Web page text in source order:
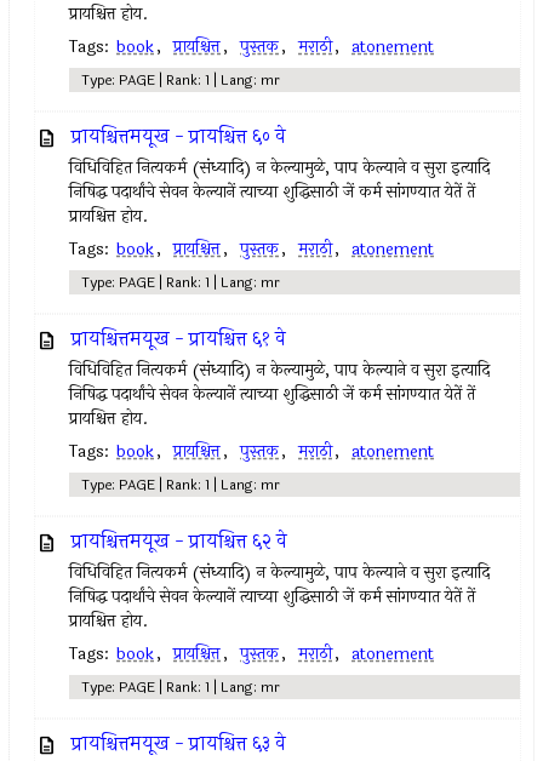
प्रायश्चित्त होय.
Tags: book, प्रायश्चित्त, पुस्तक, मराठी, atonement
Type: PAGE | Rank: 1 | Lang: mr
प्रायश्चित्तमयूख - प्रायश्चित्त ६० वे
विधिविहित नित्‍यकर्म (संध्यादि) न केल्‍यामुळे, पाप केल्याने व सुरा इत्‍यादि
निषिद्ध पदार्थांचे सेवन केल्‍यानें त्‍याच्या शुद्धिसाठी जें कर्म सांगण्यात येतें तें
प्रायश्चित्त होय.
Tags: book, प्रायश्चित्त, पुस्तक, मराठी, atonement
Type: PAGE | Rank: 1 | Lang: mr
प्रायश्चित्तमयूख - प्रायश्चित्त ६१ वे
विधिविहित नित्‍यकर्म (संध्यादि) न केल्‍यामुळे, पाप केल्याने व सुरा इत्‍यादि
निषिद्ध पदार्थांचे सेवन केल्‍यानें त्‍याच्या शुद्धिसाठी जें कर्म सांगण्यात येतें तें
प्रायश्चित्त होय.
Tags: book, प्रायश्चित्त, पुस्तक, मराठी, atonement
Type: PAGE | Rank: 1 | Lang: mr
प्रायश्चित्तमयूख - प्रायश्चित्त ६२ वे
विधिविहित नित्‍यकर्म (संध्यादि) न केल्‍यामुळे, पाप केल्याने व सुरा इत्‍यादि
निषिद्ध पदार्थांचे सेवन केल्‍यानें त्‍याच्या शुद्धिसाठी जें कर्म सांगण्यात येतें तें
प्रायश्चित्त होय.
Tags: book, प्रायश्चित्त, पुस्तक, मराठी, atonement
Type: PAGE | Rank: 1 | Lang: mr
प्रायश्चित्तमयूख - प्रायश्चित्त ६३ वे